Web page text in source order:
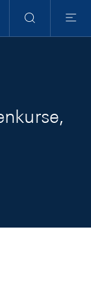
Suche
Menu